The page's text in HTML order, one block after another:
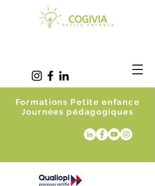
Formations Petite enfance
Journées pédagogiques